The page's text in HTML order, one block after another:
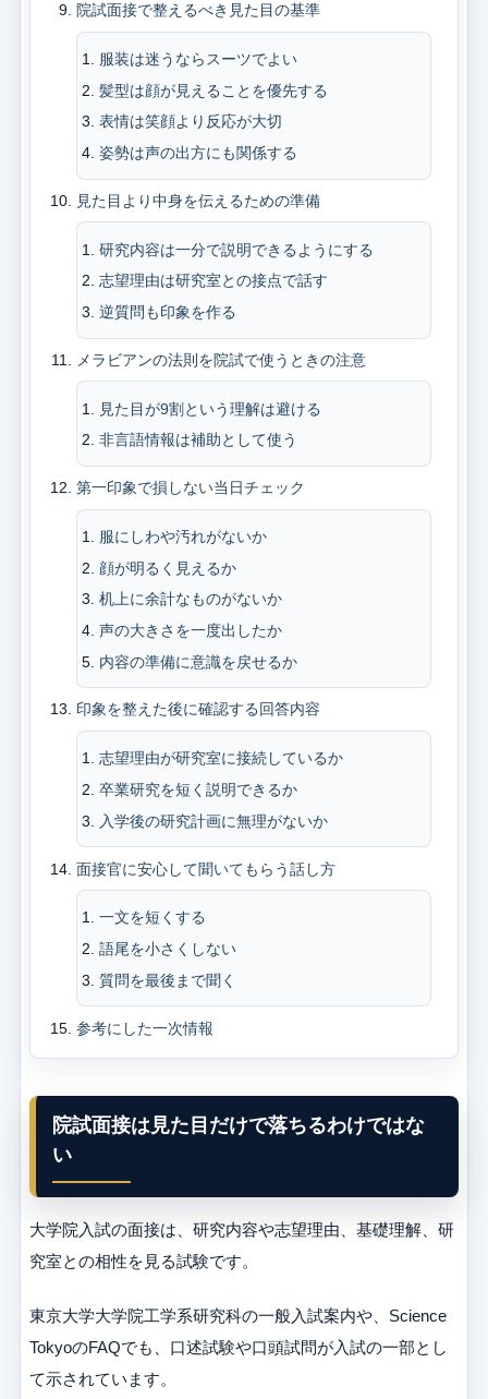
院試面接で整えるべき見た目の基準
服装は迷うならスーツでよい
髪型は顔が見えることを優先する
表情は笑顔より反応が大切
姿勢は声の出方にも関係する
見た目より中身を伝えるための準備
研究内容は一分で説明できるようにする
志望理由は研究室との接点で話す
逆質問も印象を作る
メラビアンの法則を院試で使うときの注意
見た目が9割という理解は避ける
非言語情報は補助として使う
第一印象で損しない当日チェック
服にしわや汚れがないか
顔が明るく見えるか
机上に余計なものがないか
声の大きさを一度出したか
内容の準備に意識を戻せるか
印象を整えた後に確認する回答内容
志望理由が研究室に接続しているか
卒業研究を短く説明できるか
入学後の研究計画に無理がないか
面接官に安心して聞いてもらう話し方
一文を短くする
語尾を小さくしない
質問を最後まで聞く
参考にした一次情報
院試面接は見た目だけで落ちるわけではな
い
大学院入試の面接は、研究内容や志望理由、基礎理解、研
究室との相性を見る試験です。
東京大学大学院工学系研究科の一般入試案内や、Science
TokyoのFAQでも、口述試験や口頭試問が入試の一部とし
て示されています。